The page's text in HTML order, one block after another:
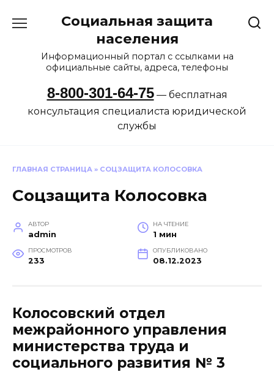
Социальная защита
населения
Информационный портал с ссылками на
официальные сайты, адреса, телефоны
8-800-301-64-75— бесплатная
консультация специалиста юридической
службы
ГЛАВНАЯ СТРАНИЦА » СОЦЗАЩИТА КОЛОСОВКА
Соцзащита Колосовка
АВТОР
admin
НА ЧТЕНИЕ
1 мин
ПРОСМОТРОВ
233
ОПУБЛИКОВАНО
08.12.2023
Колосовский отдел
межрайонного управления
министерства труда и
социального развития № 3